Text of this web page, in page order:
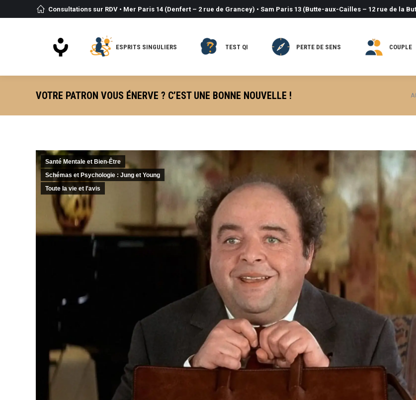
Consultations sur RDV • Mer Paris 14 (Denfert – 2 rue de Grancey) • Sam Paris 13 (Butte-aux-Cailles – 12 rue de la
ESPRITS SINGULIERS TEST QI PERTE DE SENS COUPLE
VOTRE PATRON VOUS ÉNERVE ? C’EST UNE BONNE NOUVELLE !
Santé Mentale et Bien-Être
Schémas et Psychologie : Jung et Young
Toute la vie et l'avis